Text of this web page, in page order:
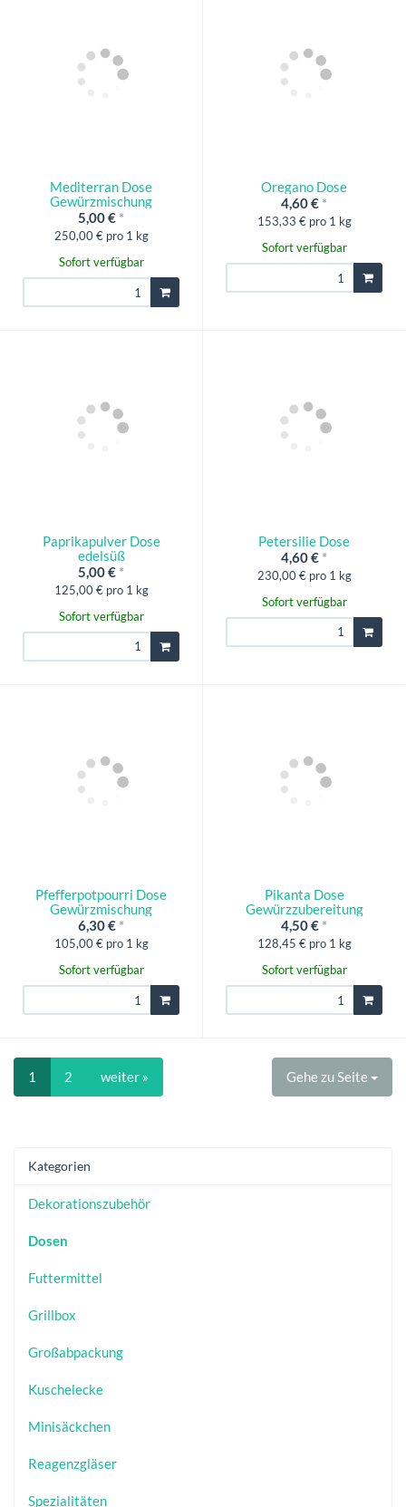
Mediterran Dose
Gewürzmischung
5,00 € *
250,00 € pro 1 kg
Sofort verfügbar
Oregano Dose
4,60 € *
153,33 € pro 1 kg
Sofort verfügbar
Paprikapulver Dose
edelsüß
5,00 € *
125,00 € pro 1 kg
Sofort verfügbar
Petersilie Dose
4,60 € *
230,00 € pro 1 kg
Sofort verfügbar
Pfefferpotpourri Dose
Gewürzmischung
6,30 € *
105,00 € pro 1 kg
Sofort verfügbar
Pikanta Dose
Gewürzzubereitung
4,50 € *
128,45 € pro 1 kg
Sofort verfügbar
1 2 weiter » Gehe zu Seite
Kategorien
Dekorationszubehör
Dosen
Futtermittel
Grillbox
Großabpackung
Kuschelecke
Minisäckchen
Reagenzgläser
Spezialitäten